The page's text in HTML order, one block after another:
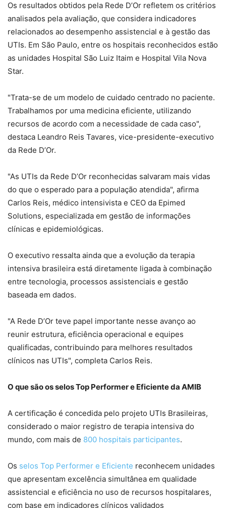
Os resultados obtidos pela Rede D’Or refletem os critérios
analisados pela avaliação, que considera indicadores
relacionados ao desempenho assistencial e à gestão das
UTIs. Em São Paulo, entre os hospitais reconhecidos estão
as unidades Hospital São Luiz Itaim e Hospital Vila Nova
Star.
"Trata-se de um modelo de cuidado centrado no paciente.
Trabalhamos por uma medicina eficiente, utilizando
recursos de acordo com a necessidade de cada caso",
destaca Leandro Reis Tavares, vice-presidente-executivo
da Rede D’Or.
"As UTIs da Rede D’Or reconhecidas salvaram mais vidas
do que o esperado para a população atendida", afirma
Carlos Reis, médico intensivista e CEO da Epimed
Solutions, especializada em gestão de informações
clínicas e epidemiológicas.
O executivo ressalta ainda que a evolução da terapia
intensiva brasileira está diretamente ligada à combinação
entre tecnologia, processos assistenciais e gestão
baseada em dados.
"A Rede D’Or teve papel importante nesse avanço ao
reunir estrutura, eficiência operacional e equipes
qualificadas, contribuindo para melhores resultados
clínicos nas UTIs", completa Carlos Reis.
O que são os selos Top Performer e Eficiente da AMIB
A certificação é concedida pelo projeto UTIs Brasileiras,
considerado o maior registro de terapia intensiva do
mundo, com mais de 800 hospitais participantes.
Os selos Top Performer e Eficiente reconhecem unidades
que apresentam excelência simultânea em qualidade
assistencial e eficiência no uso de recursos hospitalares,
com base em indicadores clínicos validados